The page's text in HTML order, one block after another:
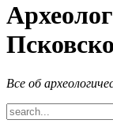
Все об